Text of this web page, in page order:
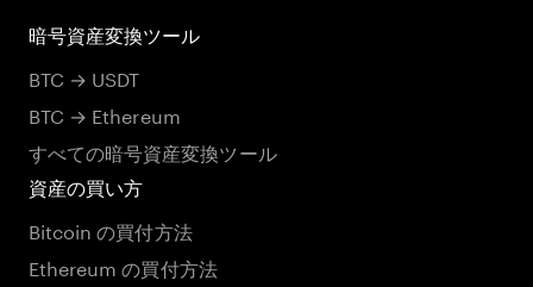
暗号資産変換ツール
BTC → USDT
BTC → Ethereum
すべての暗号資産変換ツール
資産の買い方
Bitcoin の買付方法
Ethereum の買付方法